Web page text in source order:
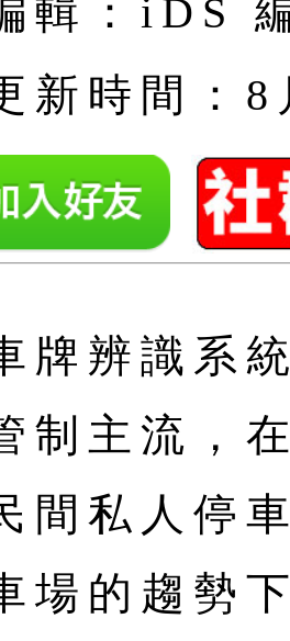
輯：iDS
新時間：
牌辨識系
制主流，
間私人停
場的趨勢